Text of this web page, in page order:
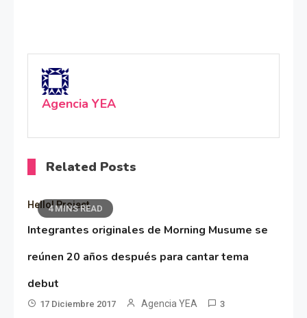
Agencia YEA
Related Posts
4 MINS READ
Hello! Project
Integrantes originales de Morning Musume se
reúnen 20 años después para cantar tema
debut
17 Diciembre 2017 Agencia YEA 3